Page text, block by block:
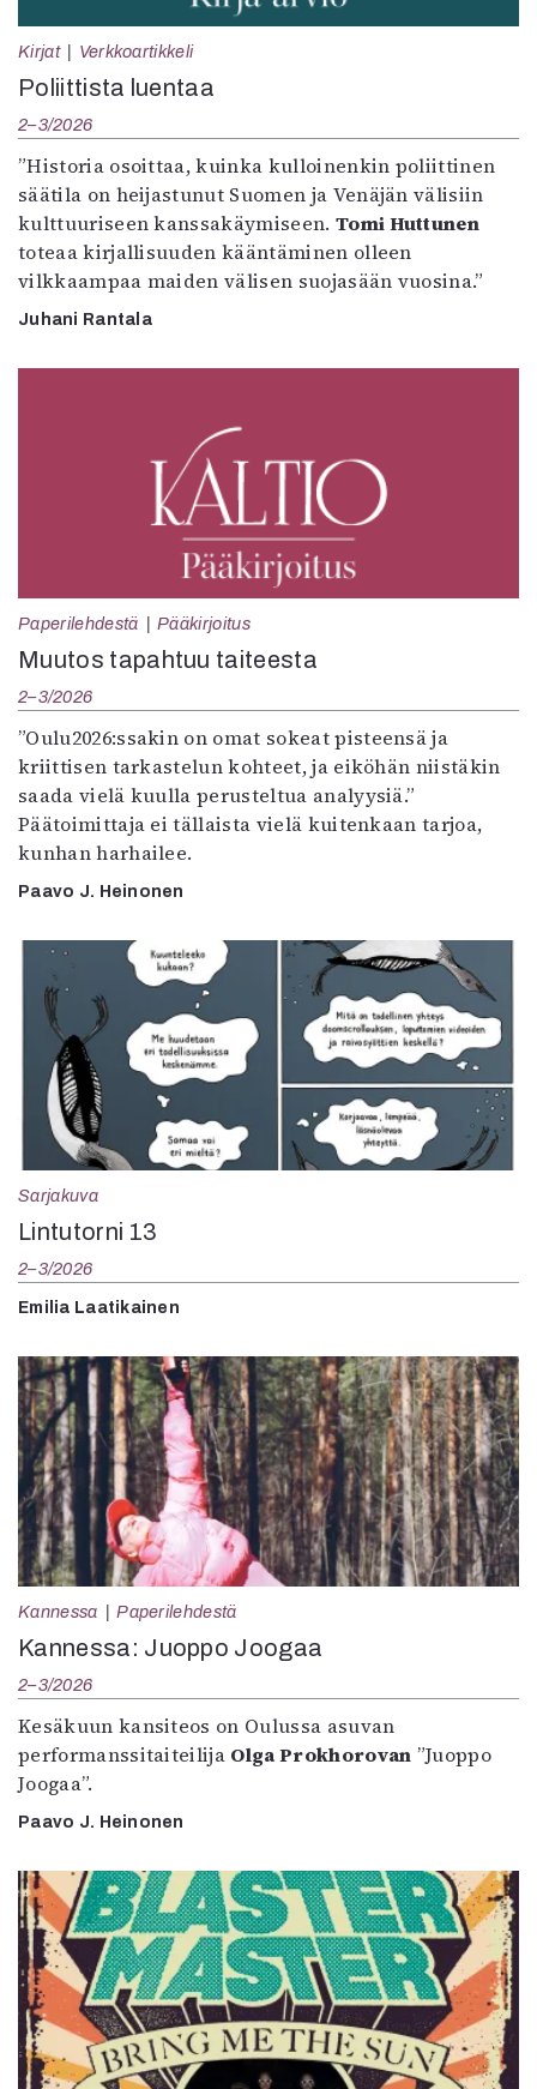
Kirjat Verkkoartikkeli
Poliittista luentaa
2–3/2026
”Historia osoittaa, kuinka kulloinenkin poliittinen
säätila on heijastunut Suomen ja Venäjän välisiin
kulttuuriseen kanssakäymiseen. Tomi Huttunen
toteaa kirjallisuuden kääntäminen olleen
vilkkaampaa maiden välisen suojasään vuosina.”
Juhani Rantala
Paperilehdestä Pääkirjoitus
Muutos tapahtuu taiteesta
2–3/2026
”Oulu2026:ssakin on omat sokeat pisteensä ja
kriittisen tarkastelun kohteet, ja eiköhän niistäkin
saada vielä kuulla perusteltua analyysiä.”
Päätoimittaja ei tällaista vielä kuitenkaan tarjoa,
kunhan harhailee.
Paavo J. Heinonen
Sarjakuva
Lintutorni 13
2–3/2026
Emilia Laatikainen
Kannessa Paperilehdestä
Kannessa: Juoppo Joogaa
2–3/2026
Kesäkuun kansiteos on Oulussa asuvan
performanssitaiteilija Olga Prokhorovan ”Juoppo
Joogaa”.
Paavo J. Heinonen